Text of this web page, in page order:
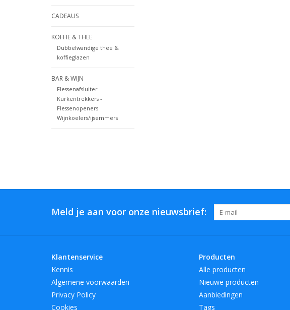
CADEAUS
KOFFIE & THEE
Dubbelwandige thee &
koffieglazen
BAR & WIJN
Flessenafsluiter
Kurkentrekkers -
Flessenopeners
Wijnkoelers/ijsemmers
Meld je aan voor onze nieuwsbrief:
Klantenservice
Kennis
Algemene voorwaarden
Privacy Policy
Cookies
Producten
Alle producten
Nieuwe producten
Aanbiedingen
Tags